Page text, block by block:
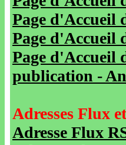
Page d'Accueil
Page d'Accueil
Page d'Accueil
publication -
Adresses Flux
Adresse Flux